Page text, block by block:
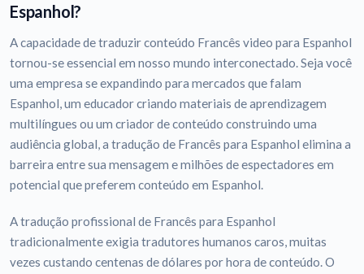
Espanhol?
A capacidade de traduzir conteúdo Francês video para Espanhol
tornou-se essencial em nosso mundo interconectado. Seja você
uma empresa se expandindo para mercados que falam
Espanhol, um educador criando materiais de aprendizagem
multilíngues ou um criador de conteúdo construindo uma
audiência global, a tradução de Francês para Espanhol elimina a
barreira entre sua mensagem e milhões de espectadores em
potencial que preferem conteúdo em Espanhol.
A tradução profissional de Francês para Espanhol
tradicionalmente exigia tradutores humanos caros, muitas
vezes custando centenas de dólares por hora de conteúdo. O